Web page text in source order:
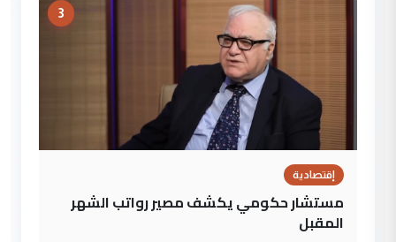
3
إقتصادية
مستشار حكومي يكشف مصير رواتب الشهر
المقبل